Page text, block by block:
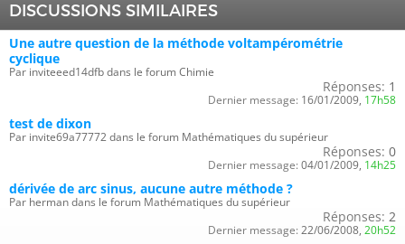
DISCUSSIONS SIMILAIRES
Une autre question de la méthode voltampérométrie
cyclique
Par inviteeed14dfb dans le forum Chimie
Réponses: 1
Dernier message: 16/01/2009, 17h58
test de dixon
Par invite69a77772 dans le forum Mathématiques du supérieur
Réponses: 0
Dernier message: 04/01/2009, 14h25
dérivée de arc sinus, aucune autre méthode ?
Par herman dans le forum Mathématiques du supérieur
Réponses: 2
Dernier message: 22/06/2008, 20h52